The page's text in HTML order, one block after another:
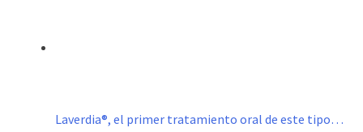
Laverdia®, el primer tratamiento oral de este tipo…